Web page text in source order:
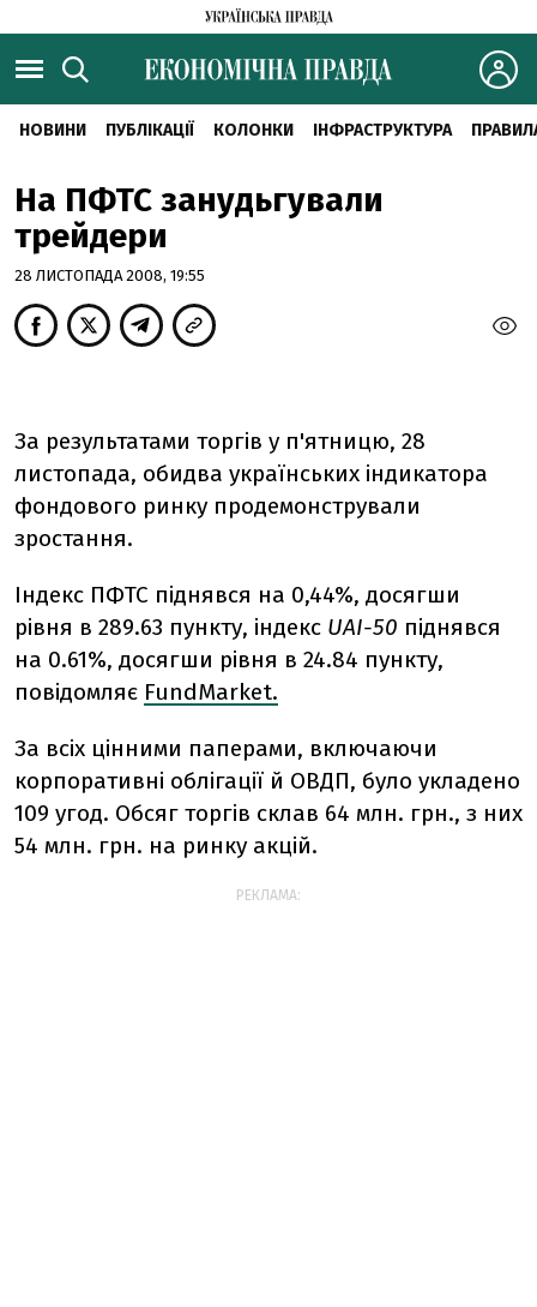
НОВИНИ ПУБЛІКАЦІЇ КОЛОНКИ ІНФРАСТРУКТУРА
На ПФТС занудьгували
трейдери
28 ЛИСТОПАДА 2008, 19:55
За результатами торгів у п'ятницю, 28
листопада, обидва українських індикатора
фондового ринку продемонстрували
зростання.
Індекс ПФТС піднявся на 0,44%, досягши
рівня в 289.63 пункту, індекс UAI-50 піднявся
на 0.61%, досягши рівня в 24.84 пункту,
повідомляє FundMarket.
За всіх цінними паперами, включаючи
корпоративні облігації й ОВДП, було укладено
109 угод. Обсяг торгів склав 64 млн. грн., з них
54 млн. грн. на ринку акцій.
РЕКЛАМА: